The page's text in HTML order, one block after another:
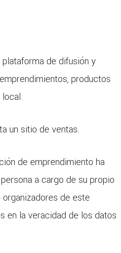
de difusión y
productos
un sitio de ventas.
de emprendimiento ha
a cargo de su propio
de este
en la veracidad de los datos